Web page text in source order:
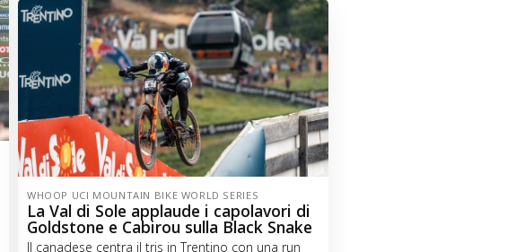
WHOOP UCI MOUNTAIN BIKE WORLD SERIES
La Val di Sole applaude i capolavori di
Goldstone e Cabirou sulla Black Snake
Il canadese centra il tris in Trentino con una run